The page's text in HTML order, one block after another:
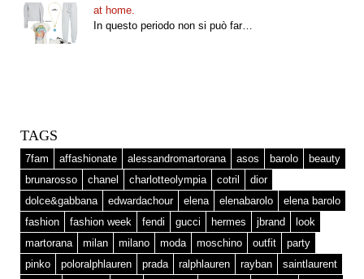
at home.
In questo periodo non si può far…
TAGS
7fam affashionate alessandromartorana asos barolo
beauty
brunarosso
chanel charlotteolympia cotril
dior
dolce&gabbana
edwardachour elena elenabarolo
elena barolo
fashion
fashion week fendi gucci hermes jbrand
look
martorana
milan milano moda moschino outfit
party
pinko
poloralphlauren prada ralphlauren rayban
saintlaurent